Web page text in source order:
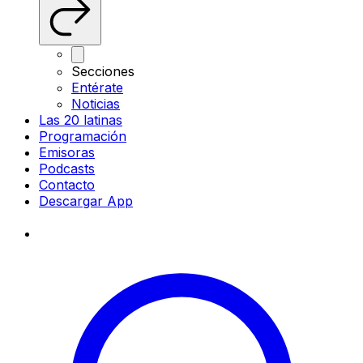
Secciones
Entérate
Noticias
Las 20 latinas
Programación
Emisoras
Podcasts
Contacto
Descargar App